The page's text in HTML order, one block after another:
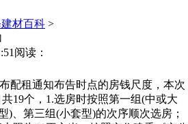
材百科 >
阅读：
租通知布告时点的房钱尺度，本次
19个，1.选房时按照第一组(中或大
)、第三组(小套型)的次序顺次选房；